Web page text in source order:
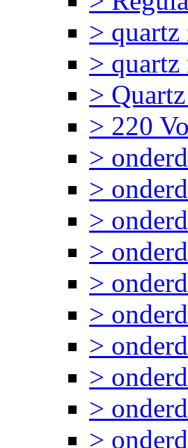
>
>
>
> 220
>
>
>
>
>
>
>
>
>
>